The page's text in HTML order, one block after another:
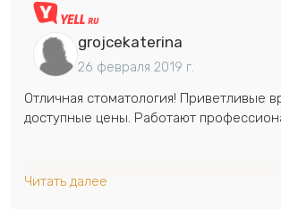
grojcekaterina
26 февраля 2019 г.
Отличная стоматология! Приветливые
доступные цены. Работают
Читать далее